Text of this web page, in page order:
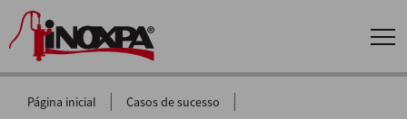
Página inicial | Casos de sucesso |